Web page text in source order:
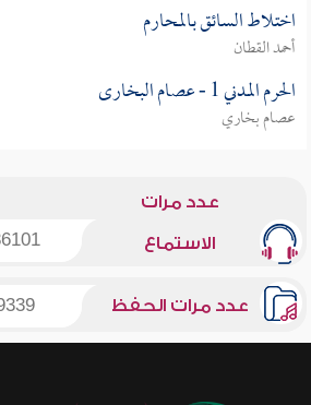
اختلاط السائق بالمحارم
أحمد القطان
الحرم المدني 1 - عصام البخارى
عصام بخاري
عدد مرات
الاستماع
عدد مرات الحفظ